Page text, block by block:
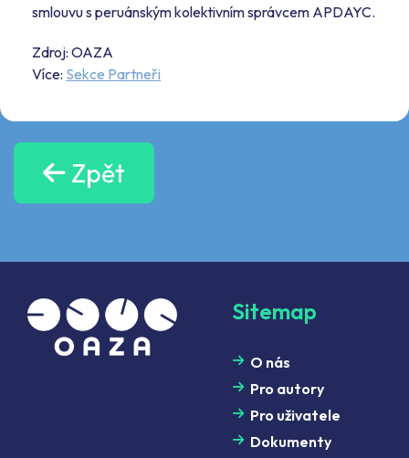
smlouvu s peruánským kolektivním správcem APDAYC.
Zdroj: OAZA
Více: Sekce Partneři
Zpět
Sitemap
O nás
Pro autory
Pro uživatele
Dokumenty